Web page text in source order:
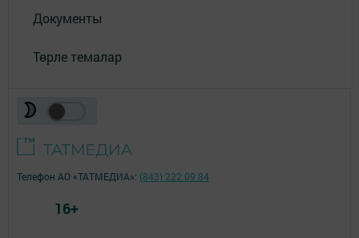
Документы
Төрле темалар
Телефон АО «ТАТМЕДИА»: (843) 222 09 84
16+